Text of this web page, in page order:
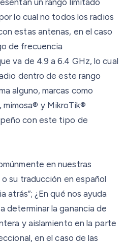
lo cual no todos los radios
estas antenas, en el caso
de frecuencia
va de 4.9 a 6.4 GHz, lo cual
dentro de este rango
alguno, marcas como
y MikroTik®
con este tipo de
en nuestras
su traducción en español
atrás”; ¿En qué nos ayuda
determinar la ganancia de
y aislamiento en la parte
en el caso de las